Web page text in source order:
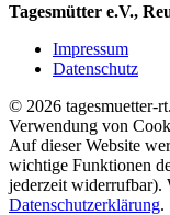
Tagesmütter e.V.,
Impressum
Datenschutz
© 2026 tagesmuetter-
Verwendung von
Auf dieser Website
wichtige Funktionen
jederzeit widerrufbar).
Datenschutzerklärung.